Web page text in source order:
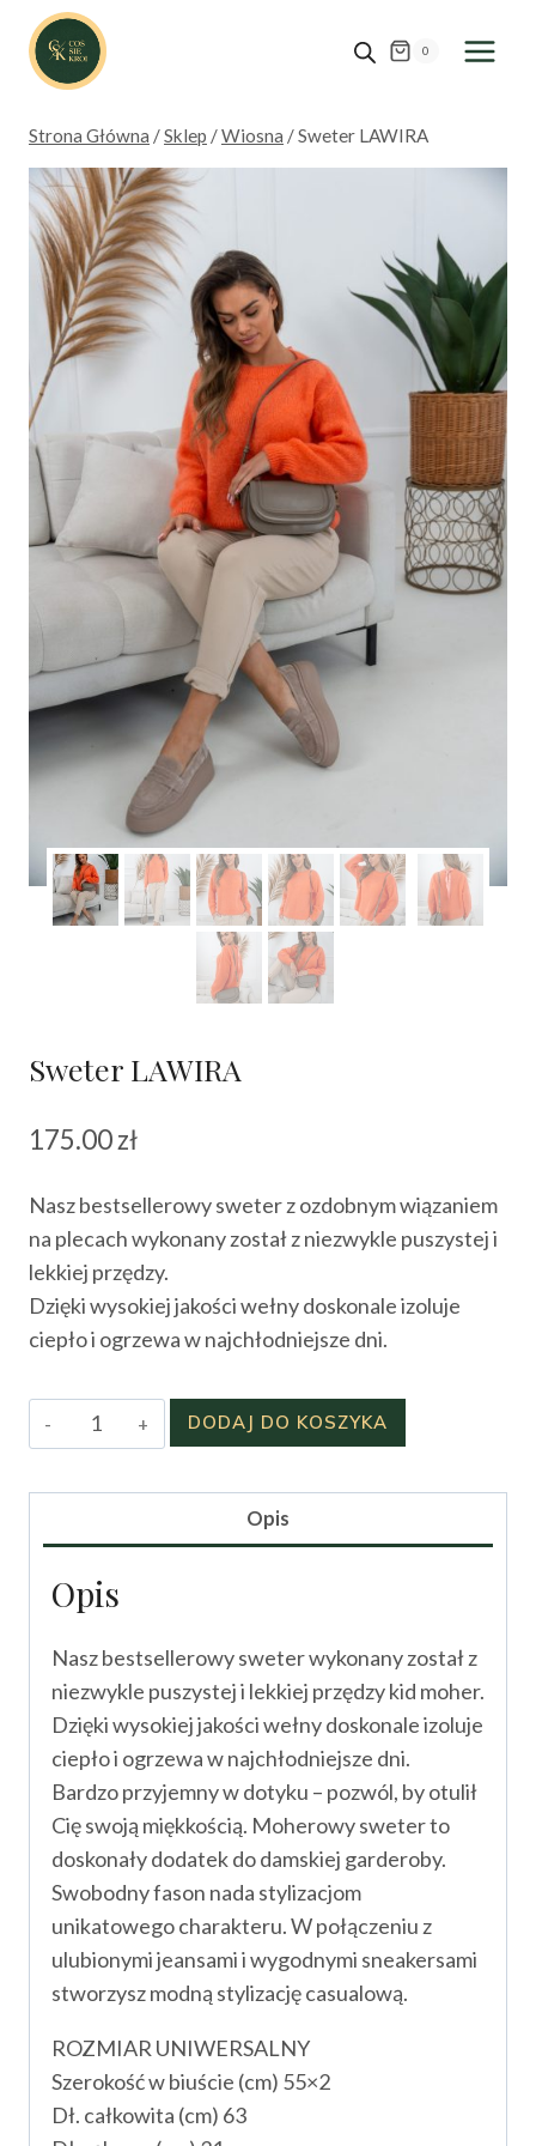
Przejdź
treści
0
Strona Główna /Sklep /Wiosna /Sweter LAWIRA
Sweter LAWIRA
175.00zł
Nasz bestsellerowy sweter z ozdobnym wiązaniem
na plecach wykonany został z niezwykle puszystej i
lekkiej przędzy.
Dzięki wysokiej jakości wełny doskonale izoluje
ciepło i ogrzewa w najchłodniejsze dni.
ilość
Sweter
DODAJ DO KOSZYKA
Opis
Opis
Nasz bestsellerowy sweter wykonany został z
niezwykle puszystej i lekkiej przędzy kid moher.
Dzięki wysokiej jakości wełny doskonale izoluje
ciepło i ogrzewa w najchłodniejsze dni.
Bardzo przyjemny w dotyku – pozwól, by otulił
Cię swoją miękkością. Moherowy sweter to
doskonały dodatek do damskiej garderoby.
Swobodny fason nada stylizacjom
unikatowego charakteru. W połączeniu z
ulubionymi jeansami i wygodnymi sneakersami
stworzysz modną stylizację casualową.
ROZMIAR UNIWERSALNY
Szerokość w biuście (cm) 55×2
Dł. całkowita (cm) 63